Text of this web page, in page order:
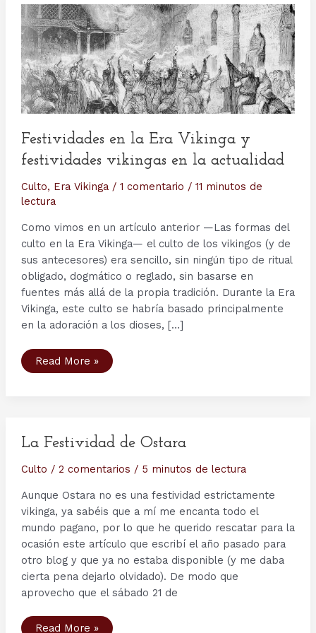
Festividades en la Era Vikinga y
festividades vikingas en la actualidad
Culto, Era Vikinga/ 1 comentario / 11 minutos de
lectura
Como vimos en un artículo anterior —Las formas del
culto en la Era Vikinga— el culto de los vikingos (y de
sus antecesores) era sencillo, sin ningún tipo de ritual
obligado, dogmático o reglado, sin basarse en
fuentes más allá de la propia tradición. Durante la Era
Vikinga, este culto se habría basado principalmente
en la adoración a los dioses, […]
Festividades
en
en
la
Read More »
La Festividad de Ostara
Culto / 2 comentarios / 5 minutos de lectura
Aunque Ostara no es una festividad estrictamente
vikinga, ya sabéis que a mí me encanta todo el
mundo pagano, por lo que he querido rescatar para la
ocasión este artículo que escribí el año pasado para
otro blog y que ya no estaba disponible (y me daba
cierta pena dejarlo olvidado). De modo que
aprovecho que el sábado 21 de
La
Read More »